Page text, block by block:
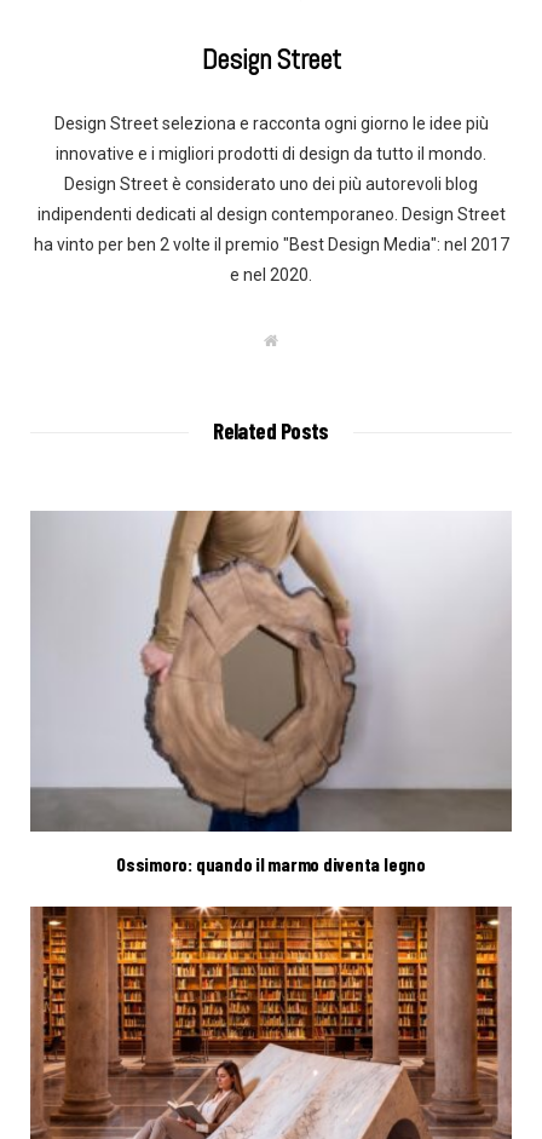
Design Street
Design Street seleziona e racconta ogni giorno le idee più
innovative e i migliori prodotti di design da tutto il mondo.
Design Street è considerato uno dei più autorevoli blog
indipendenti dedicati al design contemporaneo. Design Street
ha vinto per ben 2 volte il premio "Best Design Media": nel 2017
e nel 2020.
W
Related Posts
Ossimoro: quando il marmo diventa legno